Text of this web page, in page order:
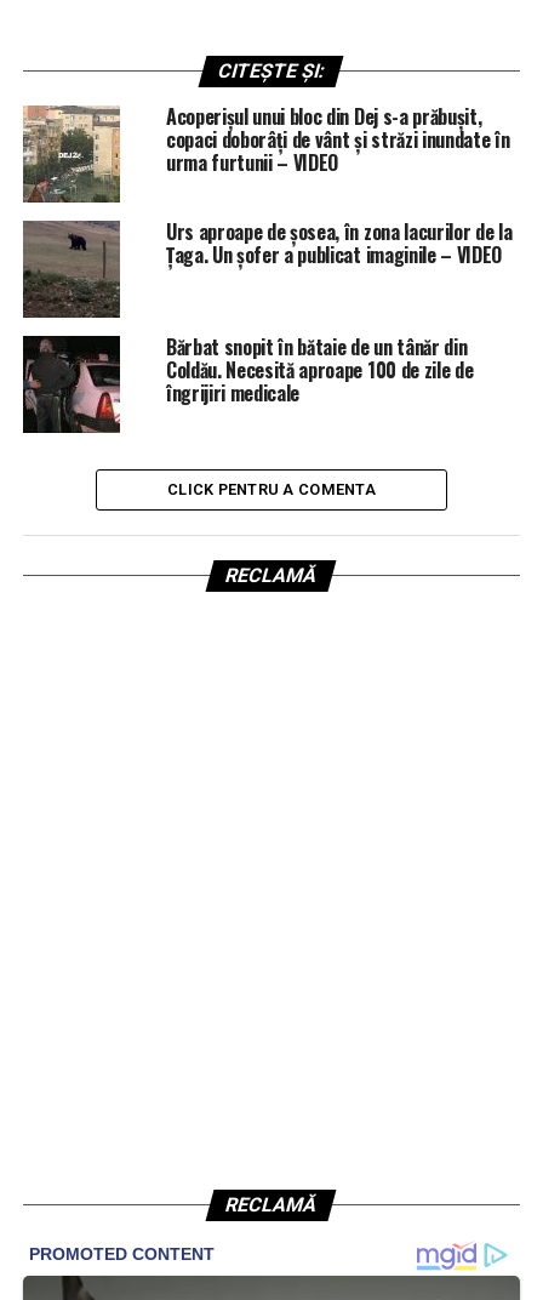
CITEȘTE ȘI:
Acoperișul unui bloc din Dej s-a prăbușit,
copaci doborâți de vânt și străzi inundate în
urma furtunii – VIDEO
Urs aproape de șosea, în zona lacurilor de la
Țaga. Un șofer a publicat imaginile – VIDEO
Bărbat snopit în bătaie de un tânăr din
Coldău. Necesită aproape 100 de zile de
îngrijiri medicale
CLICK PENTRU A COMENTA
RECLAMĂ
RECLAMĂ